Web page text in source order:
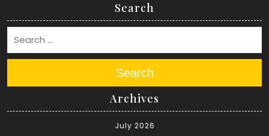
Search
Search
Archives
July 2026